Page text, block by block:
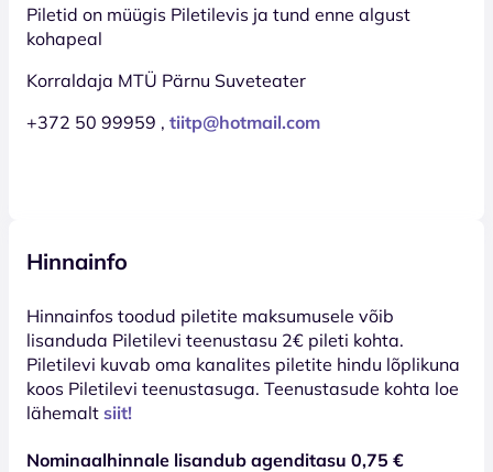
Piletid on müügis Piletilevis ja tund enne algust
kohapeal
Korraldaja MTÜ Pärnu Suveteater
+372 50 99959 , tiitp@hotmail.com
Hinnainfo
Hinnainfos toodud piletite maksumusele võib
lisanduda Piletilevi teenustasu 2€ pileti kohta.
Piletilevi kuvab oma kanalites piletite hindu lõplikuna
koos Piletilevi teenustasuga. Teenustasude kohta loe
lähemalt siit!
Nominaalhinnale lisandub agenditasu 0,75 €